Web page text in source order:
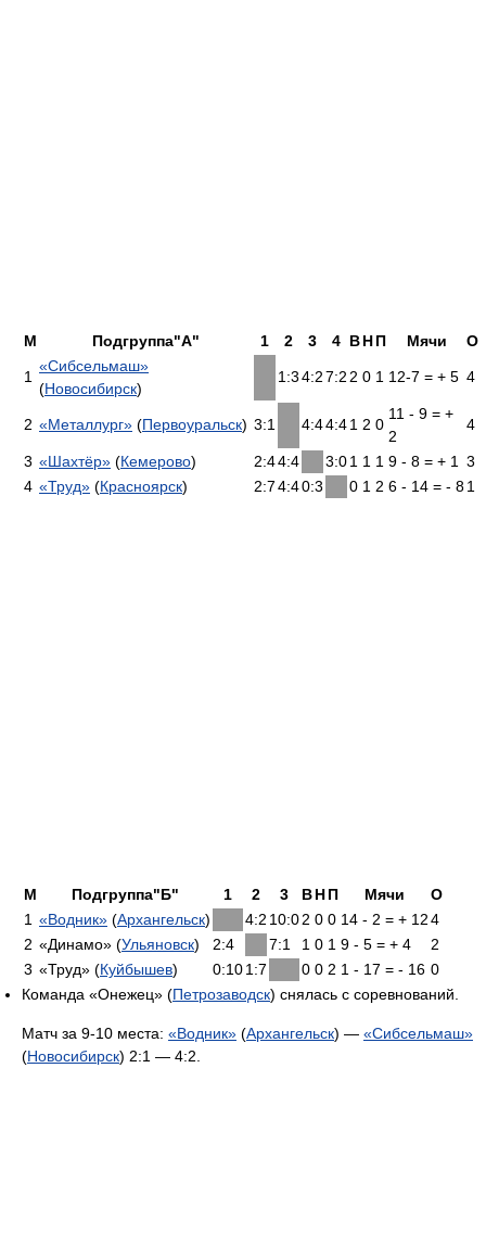
М Подгруппа"А" 1 2 3 4 ВНП Мячи О
1
«Сибсельмаш»
(Новосибирск)
1:34:27:2 2 0 1 12-7 = + 5 4
2 «Металлург» (Первоуральск) 3:1 4:44:41 2 0
11 - 9 = +
2
4
3 «Шахтёр» (Кемерово) 2:44:4 3:01 1 1 9 - 8 = + 1
3
4 «Труд» (Красноярск) 2:74:40:3 0 1 2 6 - 14 = - 81
М Подгруппа"Б" 1 2 3 ВНП Мячи
О
1 «Водник» (Архангельск) 4:2 10:02 0 0 14 - 2 = + 124
2 «Динамо» (Ульяновск) 2:4 7:1 1 0 1 9 - 5 = + 4
2
3 «Труд» (Куйбышев) 0:101:7 0 0 2 1 - 17 = - 16 0
Команда «Онежец» (Петрозаводск) снялась с соревнований.
Матч за 9-10 места: «Водник» (Архангельск) — «Сибсельмаш»
(Новосибирск) 2:1 — 4:2.